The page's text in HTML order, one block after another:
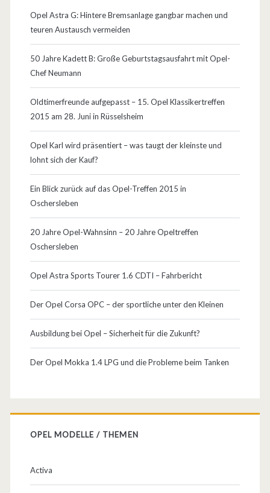
r
r
o
Opel Astra G: Hintere Bremsanlage gangbar machen und
teuren Austausch vermeiden
50 Jahre Kadett B: Große Geburtstagsausfahrt mit Opel-
Chef Neumann
Oldtimerfreunde aufgepasst – 15. Opel Klassikertreffen
2015 am 28. Juni in Rüsselsheim
Opel Karl wird präsentiert – was taugt der kleinste und
lohnt sich der Kauf?
Ein Blick zurück auf das Opel-Treffen 2015 in
Oschersleben
20 Jahre Opel-Wahnsinn – 20 Jahre Opeltreffen
Oschersleben
Opel Astra Sports Tourer 1.6 CDTI – Fahrbericht
Der Opel Corsa OPC – der sportliche unter den Kleinen
Ausbildung bei Opel – Sicherheit für die Zukunft?
Der Opel Mokka 1.4 LPG und die Probleme beim Tanken
OPEL MODELLE / THEMEN
Activa